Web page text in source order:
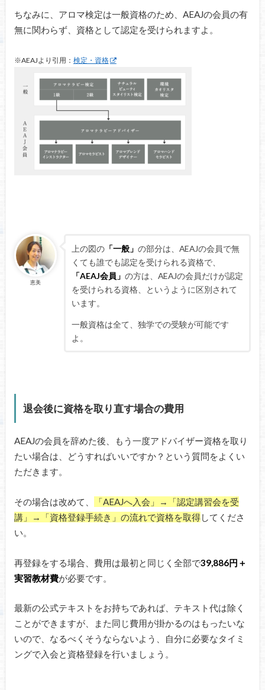
ちなみに、アロマ検定は一般資格のため、AEAJの会員の有
無に関わらず、資格として認定を受けられますよ。
※AEAJより引用： 検定・資格
恵美
上の図の「一般」 の部分は、AEAJの会員で無
くても誰でも認定を受けられる資格で、
「AEAJ会員」 の方は、AEAJの会員だけが認定
を受けられる資格、というように区別されて
います。
一般資格は全て、独学での受験が可能です
よ。
退会後に資格を取り直す場合の費用
AEAJの会員を辞めた後、もう一度アドバイザー資格を取り
たい場合は、どうすればいいですか？という質問をよくい
ただきます。
その場合は改めて、
「AEAJへ入会」→「認定講習会を受
講」→「資格登録手続き」の流れで資格を取得してくださ
い。
再登録をする場合、費用は最初と同じく全部で39,886円＋
実習教材費が必要です。
最新の公式テキストをお持ちであれば、テキスト代は除く
ことができますが、また同じ費用が掛かるのはもったいな
いので、なるべくそうならないよう、自分に必要なタイミ
ングで入会と資格登録を行いましょう。